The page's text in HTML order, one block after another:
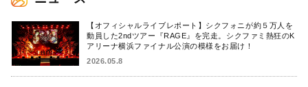
【オフィシャルライブレポート】シクフォニが約５万人を
動員した2ndツアー『RAGE』を完走。シクファミ熱狂のK
アリーナ横浜ファイナル公演の模様をお届け！
2026.05.8